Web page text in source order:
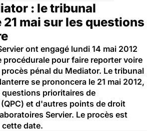
: le tribunal
mai sur les questions
ont engagé lundi 14 mai 2012
procédurale pour faire reporter voire
pénal du Mediator. Le tribunal
se prononcera le 21 mai 2012,
prioritaires de
et d'autres points de droit
Servier. Le procès est
date.